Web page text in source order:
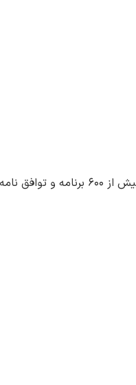
دانشگاه بیلگی ترکیه یکی از بهترین انتخاب ها و دانشگاه